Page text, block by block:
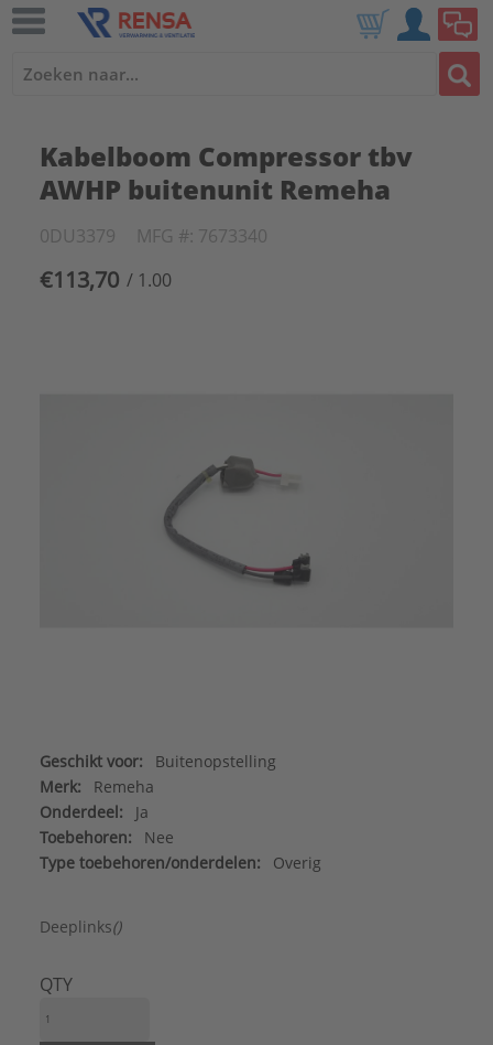
Kabelboom Compressor tbv
AWHP buitenunit Remeha
0DU3379 MFG #: 7673340
€113,70 / 1.00
Geschikt voor:
Buitenopstelling
Merk:
Remeha
Onderdeel:
Ja
Toebehoren:
Nee
Type toebehoren/onderdelen:
Overig
Deeplinks()
QTY